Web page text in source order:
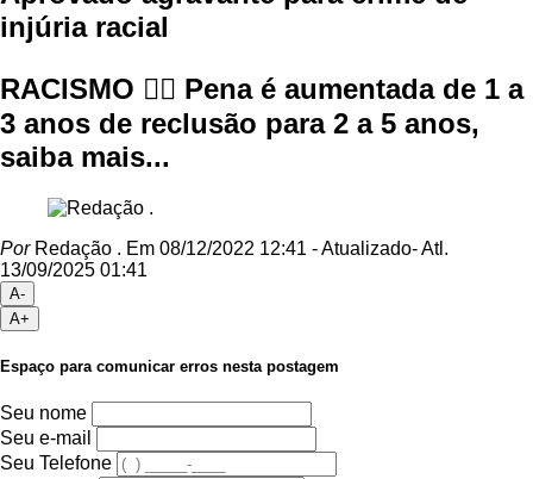
injúria racial
RACISMO 👍🏾 Pena é aumentada de 1 a
3 anos de reclusão para 2 a 5 anos,
saiba mais...
PorRedação . Em 08/12/2022 12:41 - Atualizado- Atl.
13/09/2025 01:41
A-
A+
Espaço para comunicar erros nesta postagem
Seu nome
Seu e-mail
Seu Telefone